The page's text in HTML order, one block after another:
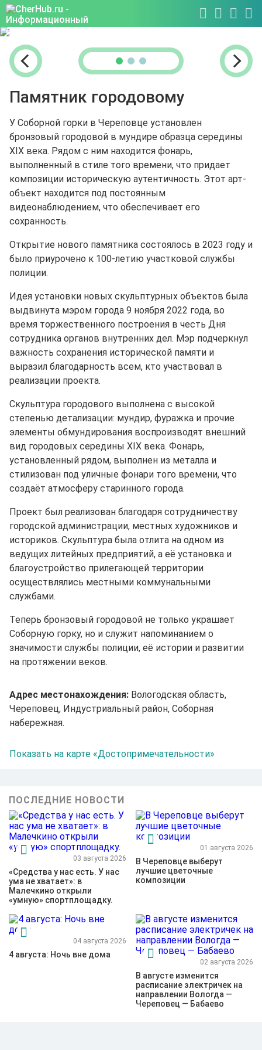
Памятник городовому
У Соборной горки в Череповце установлен
бронзовый городовой в мундире образца середины
XIX века. Рядом с ним находится фонарь,
выполненный в стиле того времени, что придает
композиции историческую аутентичность. Этот арт-
объект находится под постоянным
видеонаблюдением, что обеспечивает его
сохранность.
Открытие нового памятника состоялось в 2023 году и
было приурочено к 100-летию участковой службы
полиции.
Идея установки новых скульптурных объектов была
выдвинута мэром города 9 ноября 2022 года, во
время торжественного построения в честь Дня
сотрудника органов внутренних дел. Мэр подчеркнул
важность сохранения исторической памяти и
выразил благодарность всем, кто участвовал в
реализации проекта.
Скульптура городового выполнена с высокой
степенью детализации: мундир, фуражка и прочие
элементы обмундирования воспроизводят внешний
вид городовых середины XIX века. Фонарь,
установленный рядом, выполнен из металла и
стилизован под уличные фонари того времени, что
создаёт атмосферу старинного города.
Проект был реализован благодаря сотрудничеству
городской администрации, местных художников и
историков. Скульптура была отлита на одном из
ведущих литейных предприятий, а её установка и
благоустройство прилегающей территории
осуществлялись местными коммунальными
службами.
Теперь бронзовый городовой не только украшает
Соборную горку, но и служит напоминанием о
значимости службы полиции, её истории и развитии
на протяжении веков.
Адрес местонахождения: Вологодская область,
Череповец, Индустриальный район, Соборная
набережная.
Показать на карте «Достопримечательности»
ПОСЛЕДНИЕ НОВОСТИ
03 августа 2026
«Средства у нас есть. У нас
ума не хватает»: в
Малечкино открыли
«умную» спортплощадку.
01 августа 2026
В Череповце выберут
лучшие цветочные
композиции
04 августа 2026
4 августа: Ночь вне дома
02 августа 2026
В августе изменится
расписание электричек на
направлении Вологда —
Череповец — Бабаево